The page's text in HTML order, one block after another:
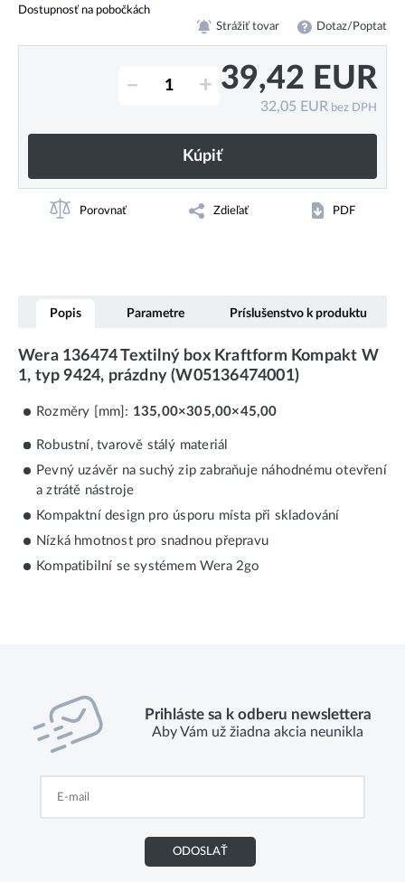
Dostupnosť na pobočkách
Strážiť tovar Dotaz/Poptat
– + 39,42 EUR
32,05 EUR bez DPH
Kúpiť
Porovnať Zdieľať PDF
Popis Parametre Príslušenstvo k produktu
Wera 136474 Textilný box Kraftform Kompakt W
1, typ 9424, prázdny (W05136474001)
Rozměry [mm]: 135,00×305,00×45,00
Robustní, tvarově stálý materiál
Pevný uzávěr na suchý zip zabraňuje náhodnému otevření
a ztrátě nástroje
Kompaktní design pro úsporu místa při skladování
Nízká hmotnost pro snadnou přepravu
Kompatibilní se systémem Wera 2go
Prihláste sa k odberu newslettera
Aby Vám už žiadna akcia neunikla
ODOSLAŤ